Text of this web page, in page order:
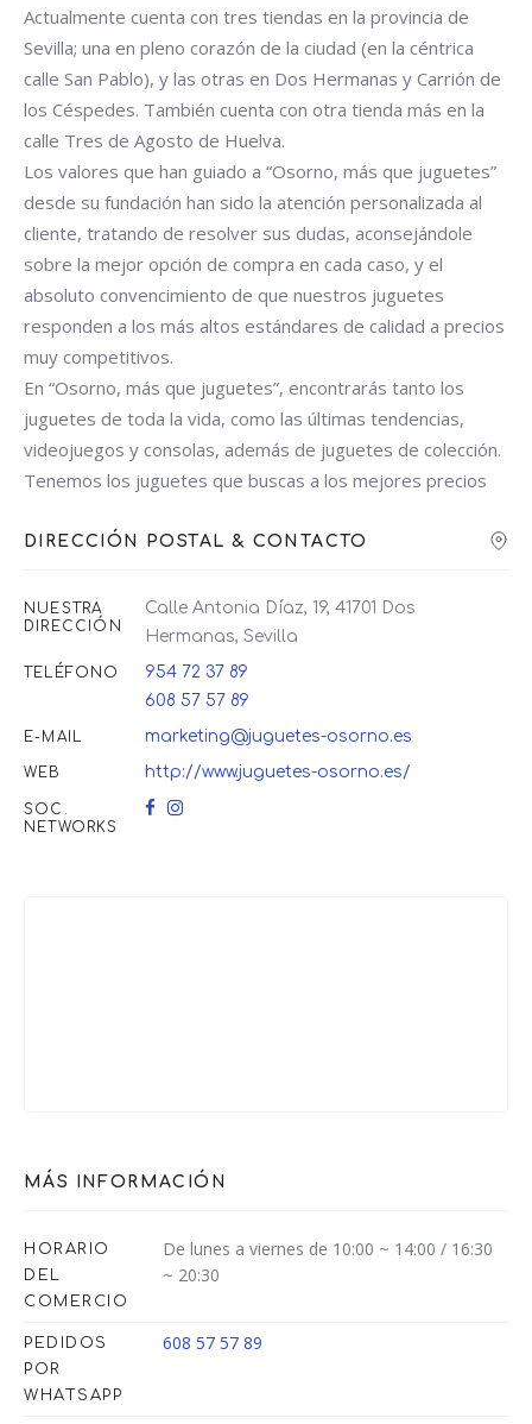
Actualmente cuenta con tres tiendas en la provincia de
Sevilla; una en pleno corazón de la ciudad (en la céntrica
calle San Pablo), y las otras en Dos Hermanas y Carrión de
los Céspedes. También cuenta con otra tienda más en la
calle Tres de Agosto de Huelva.
Los valores que han guiado a “Osorno, más que juguetes”
desde su fundación han sido la atención personalizada al
cliente, tratando de resolver sus dudas, aconsejándole
sobre la mejor opción de compra en cada caso, y el
absoluto convencimiento de que nuestros juguetes
responden a los más altos estándares de calidad a precios
muy competitivos.
En “Osorno, más que juguetes”, encontrarás tanto los
juguetes de toda la vida, como las últimas tendencias,
videojuegos y consolas, además de juguetes de colección.
Tenemos los juguetes que buscas a los mejores precios
DIRECCIÓN POSTAL & CONTACTO
NUESTRA
DIRECCIÓN
Calle Antonia Díaz, 19, 41701 Dos
Hermanas, Sevilla
TELÉFONO
954 72 37 89
608 57 57 89
E-MAIL marketing@juguetes-osorno.es
WEB http://www.juguetes-osorno.es/
SOC.
NETWORKS
MÁS INFORMACIÓN
HORARIO
DEL
COMERCIO
De lunes a viernes de 10:00 ~ 14:00 / 16:30
~ 20:30
PEDIDOS
POR
WHATSAPP
608 57 57 89